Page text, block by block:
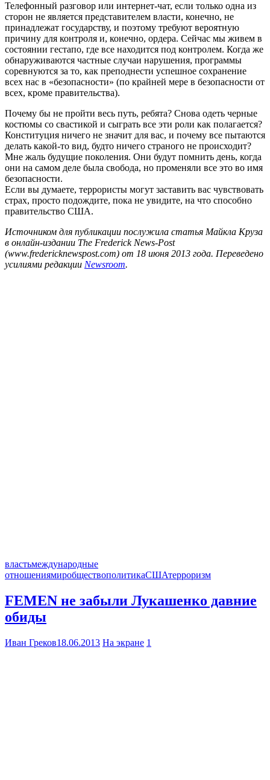
Телефонный разговор или интернет-чат, если только одна из
сторон не является представителем власти, конечно, не
принадлежат государству, и поэтому требуют вероятную
причину для контроля и, конечно, ордера. Сейчас мы живем в
состоянии гестапо, где все находится под контролем. Когда же
обнаруживаются частные случаи нарушения, программы
соревнуются за то, как преподнести успешное сохранение
всех нас в «безопасности» (по крайней мере в безопасности от
всех, кроме правительства).
Почему бы не пройти весь путь, ребята? Снова одеть черные
костюмы со свастикой и сыграть все эти роли как полагается?
Конституция ничего не значит для вас, и почему все пытаются
делать какой-то вид, будто ничего страного не происходит?
Мне жаль будущие поколения. Они будут помнить день, когда
они на самом деле была свобода, но променяли все это во имя
безопасности.
Если вы думаете, террористы могут заставить вас чувствовать
страх, просто подождите, пока не увидите, на что способно
правительство США.
Источником для публикации послужила статья Майкла Круза
в онлайн-издании The Frederick News-Post
(www.fredericknewspost.com) от 18 июня 2013 года. Переведено
усилиями редакции Newsroom.
властьмеждународные
отношениямиробществополитикаСШАтерроризм
FEMEN не забыли Лукашенко давние
обиды
Иван Греков18.06.2013 На экране 1